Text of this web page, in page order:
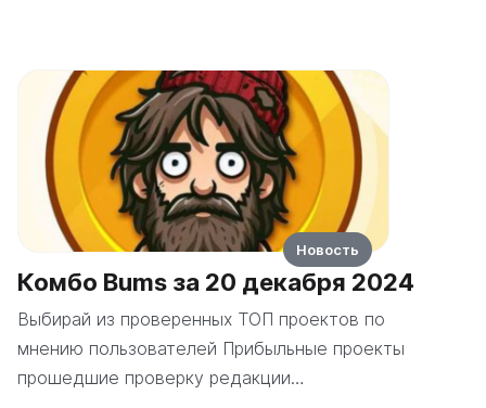
Комбо Bums за 20 декабря 2024
Выбирай из проверенных ТОП проектов по
мнению пользователей Прибыльные проекты
прошедшие проверку редакции…
Новость